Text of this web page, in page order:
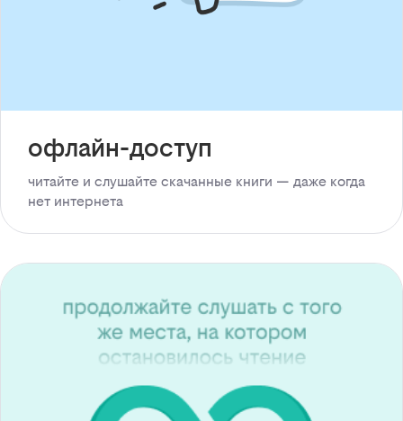
офлайн-доступ
читайте и слушайте скачанные книги — даже когда
нет интернета